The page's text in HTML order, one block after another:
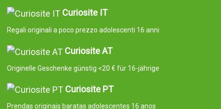
Curiosite IT
Regali originali a poco prezzo adolescenti 16 anni
Curiosite AT
Originelle Geschenke günstig <20 € für 16-jährige
Curiosite PT
Prendas originais baratas adolescentes 16 anos